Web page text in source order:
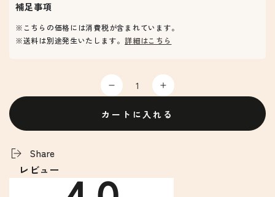
補足事項
※こちらの価格には消費税が含まれています。
※送料は別途発生いたします。詳細はこちら
数
量
※
煮
※
蔵
煮
カートに入れる
Share
レビュー